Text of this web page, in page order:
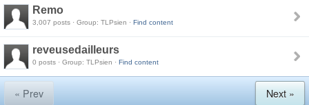
Remo
3,007 posts · Group: TLPsien · Find content
reveusedailleurs
0 posts · Group: TLPsien · Find content
« Prev Next »